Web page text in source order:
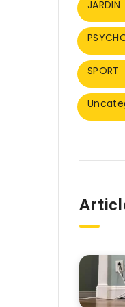
JARDIN
SPORT